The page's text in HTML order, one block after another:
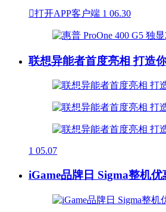
打开APP客户端 1 06.30
联想异能者首度亮相 打造
1 05.07
iGame品牌日 Sigma整机